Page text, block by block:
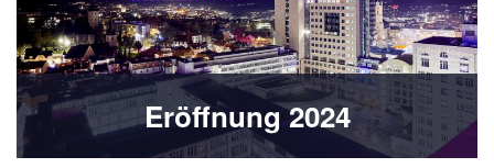
Eröffnung 2024